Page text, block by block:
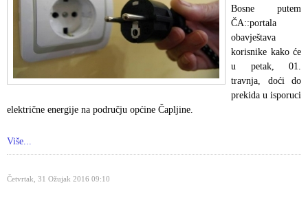
Bosne putem
ČA::portala
obavještava
korisnike kako će
u petak, 01.
travnja, doći do
prekida u isporuci
električne energije na području općine Čapljine.
Više...
Četvrtak, 31 Ožujak 2016 09:10